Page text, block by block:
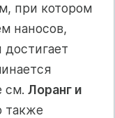
при котором
наносов,
см. Лоранг и
также